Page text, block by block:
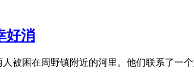
好消
被困在周野镇附近的河里。他们联系了一